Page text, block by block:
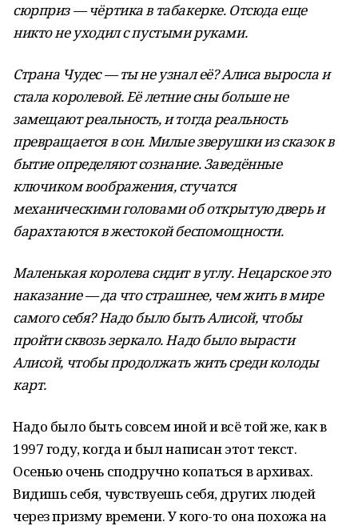
сюрприз — чёртика в табакерке. Отсюда еще
никто не уходил с пустыми руками.
Страна Чудес — ты не узнал её? Алиса выросла и
стала королевой. Её летние сны больше не
замещают реальность, и тогда реальность
превращается в сон. Милые зверушки из сказок в
бытие определяют сознание. Заведённые
ключиком воображения, стучатся
механическими головами об открытую дверь и
барахтаются в жестокой беспомощности.
Маленькая королева сидит в углу. Нецарское это
наказание — да что страшнее, чем жить в мире
самого себя? Надо было быть Алисой, чтобы
пройти сквозь зеркало. Надо было вырасти
Алисой, чтобы продолжать жить среди колоды
карт.
Надо было быть совсем иной и всё той же, как в
1997 году, когда и был написан этот текст.
Осенью очень сподручно копаться в архивах.
Видишь себя, чувствуешь себя, других людей
через призму времени. У кого-то она похожа на